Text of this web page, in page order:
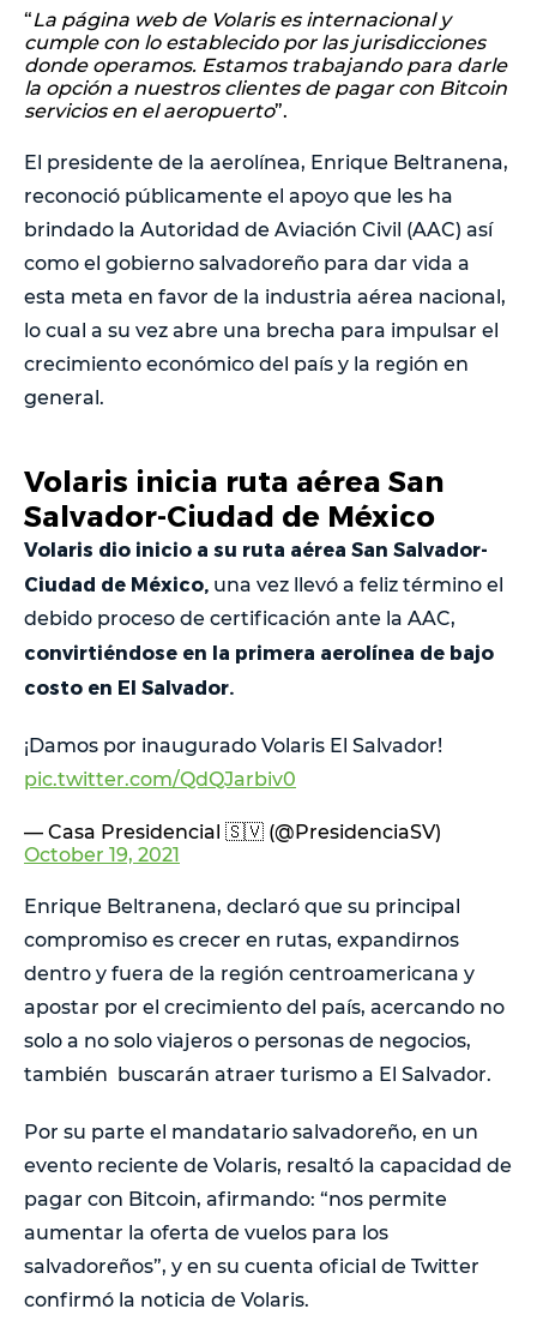
“La página web de Volaris es internacional y
cumple con lo establecido por las jurisdicciones
donde operamos. Estamos trabajando para darle
la opción a nuestros clientes de pagar con Bitcoin
servicios en el aeropuerto”.
El presidente de la aerolínea, Enrique Beltranena,
reconoció públicamente el apoyo que les ha
brindado la Autoridad de Aviación Civil (AAC) así
como el gobierno salvadoreño para dar vida a
esta meta en favor de la industria aérea nacional,
lo cual a su vez abre una brecha para impulsar el
crecimiento económico del país y la región en
general.
Volaris inicia ruta aérea San
Salvador-Ciudad de México
Volaris dio inicio a su ruta aérea San Salvador-
Ciudad de México, una vez llevó a feliz término el
debido proceso de certificación ante la AAC,
convirtiéndose en la primera aerolínea de bajo
costo en El Salvador.
¡Damos por inaugurado Volaris El Salvador!
pic.twitter.com/QdQJarbiv0
— Casa Presidencial 🇸🇻 (@PresidenciaSV)
October 19, 2021
Enrique Beltranena, declaró que su principal
compromiso es crecer en rutas, expandirnos
dentro y fuera de la región centroamericana y
apostar por el crecimiento del país, acercando no
solo a no solo viajeros o personas de negocios,
también buscarán atraer turismo a El Salvador.
Por su parte el mandatario salvadoreño, en un
evento reciente de Volaris, resaltó la capacidad de
pagar con Bitcoin, afirmando: “nos permite
aumentar la oferta de vuelos para los
salvadoreños”, y en su cuenta oficial de Twitter
confirmó la noticia de Volaris.